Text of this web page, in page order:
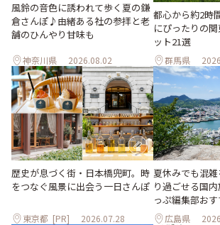
風鈴の音色に誘われて歩く夏の鎌
倉さんぽ♪由緒ある社の参拝と老
舗のひんやり甘味も
神奈川県 2026.08.02
都心から約2時
にぴったりの
ット21選
群馬県
歴史が息づく街・日本橋兜町。時
をつなぐ風景に出会う一日さんぽ
東京都 [PR] 2026.07.28
夏休みでも混
り過ごせる国
っぷ編集部おす
広島県